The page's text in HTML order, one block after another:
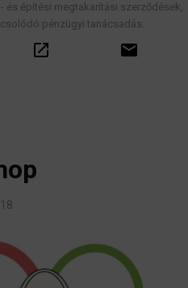
megtakarítási szerződések,
pénzügyi tanácsadás.